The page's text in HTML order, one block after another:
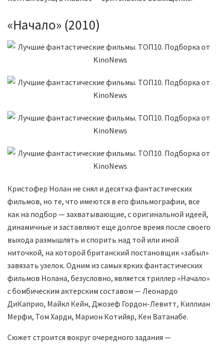
«Начало» (2010)
Кристофер Нолан не снял и десятка фантастических
фильмов, но те, что имеются в его фильмографии, все
как на подбор — захватывающие, с оригинальной идеей,
динамичные и заставляют еще долгое время после своего
выхода размышлять и спорить над той или иной
ниточкой, на которой британский постановщик «забыл»
завязать узелок. Одним из самых ярких фантастических
фильмов Нолана, безусловно, является триллер «Начало»
с бомбическим актерским составом — Леонардо
ДиКаприо, Майкл Кейн, Джозеф Гордон-Левитт, Киллиан
Мерфи, Том Харди, Марион Котийяр, Кен Ватанабе.
Сюжет строится вокруг очередного задания —